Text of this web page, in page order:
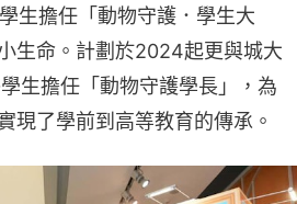
生擔任「動物守護．學生大
生命。計劃於2024起更與城大
生擔任「動物守護學長」，為
現了學前到高等教育的傳承。